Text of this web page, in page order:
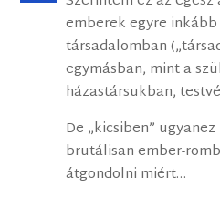
emberek egyre
társadalomban
egymásban, mint a
házastársukban,
De „kicsiben”
brutálisan ember-
átgondolni miért…